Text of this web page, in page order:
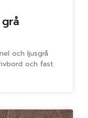
och ljusgrå
och fast